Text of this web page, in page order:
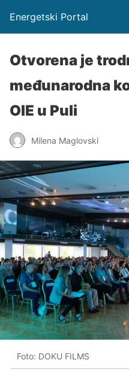
Energetski Portal
Otvorena je
međunarodna
OIE u Puli
Milena Maglovski
Foto: DOKU FILMS